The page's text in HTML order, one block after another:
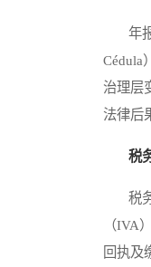
年报
Cédula
治理层
法律后
税
税务
（IVA
回执及